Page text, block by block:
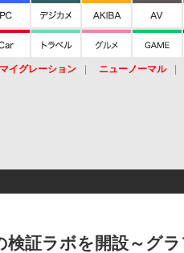
マイグレーション ニューノーマル
検証ラボを開設～グ